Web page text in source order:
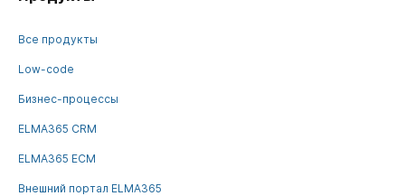
Все продукты
Low-code
Бизнес-процессы
ELMA365 CRM
ELMA365 ECM
Внешний портал ELMA365